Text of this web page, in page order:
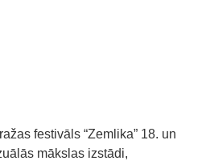
festivāls “Zemlika” 18. un
mākslas izstādi,